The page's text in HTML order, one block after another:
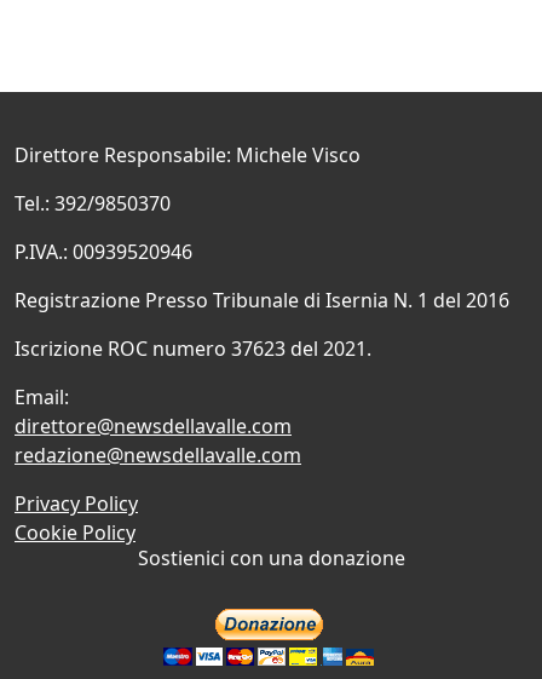
Direttore Responsabile: Michele Visco
Tel.: 392/9850370
P.IVA.: 00939520946
Registrazione Presso Tribunale di Isernia N. 1 del 2016
Iscrizione ROC numero 37623 del 2021.
Email:
direttore@newsdellavalle.com
redazione@newsdellavalle.com
Privacy Policy
Cookie Policy
Sostienici con una donazione